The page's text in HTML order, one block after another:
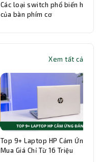
Các loại switch phổ biến hiện
của bàn phím cơ
Xem tất cả
Top 9+ Laptop HP Cảm Ứng
Mua Giá Chỉ Từ 16 Triệu